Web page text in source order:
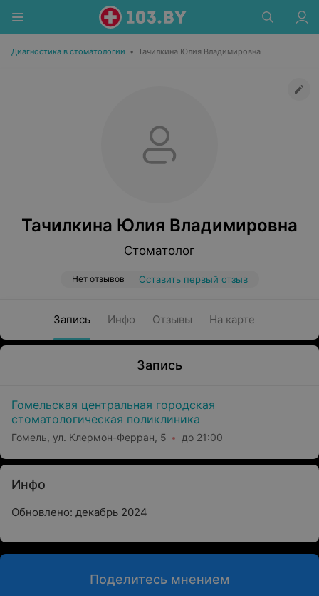
Диагностика в стоматологии • Тачилкина Юлия Владимировна
Тачилкина Юлия Владимировна
Стоматолог
Нет отзывов Оставить первый отзыв
Запись Инфо Отзывы На карте
Запись
Гомельская центральная городская
стоматологическая поликлиника
Гомель, ул. Клермон-Ферран, 5 до 21:00
Инфо
Обновлено: декабрь 2024
Поделитесь мнением